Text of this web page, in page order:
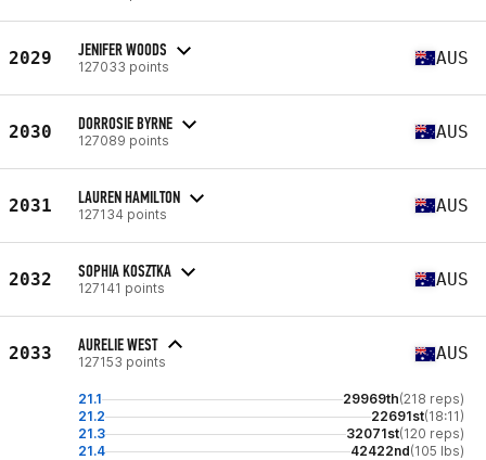
2029 JENIFER WOODS
127033 points AUS
2030 DORROSIE BYRNE
127089 points AUS
2031 LAUREN HAMILTON
127134 points AUS
2032 SOPHIA KOSZTKA
127141 points AUS
2033 AURELIE WEST
127153 points AUS
21.1 29969th(218 reps)
21.2
22691st(18:11)
21.3
32071st(120 reps)
21.4
42422nd(105 lbs)